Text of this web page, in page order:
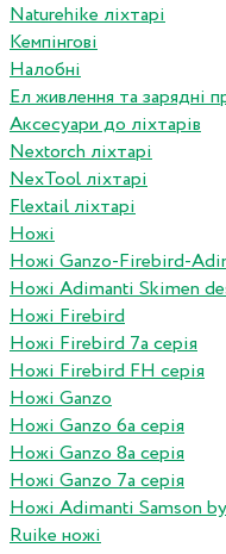
Naturehike ліхтарі
Кемпінгові
Налобні
Ел живлення та зарядні
Аксесуари до ліхтарів
Nextorch ліхтарі
NexTool ліхтарі
Flextail ліхтарі
Ножі
Ножі Ganzo-Firebird-
Ножі Adimanti Skimen
Ножі Firebird
Ножі Firebird 7а серія
Ножі Firebird FH серія
Ножі Ganzo
Ножі Ganzo 6а серія
Ножі Ganzo 8а серія
Ножі Ganzo 7а серія
Ножі Adimanti Samson
Ruike ножі